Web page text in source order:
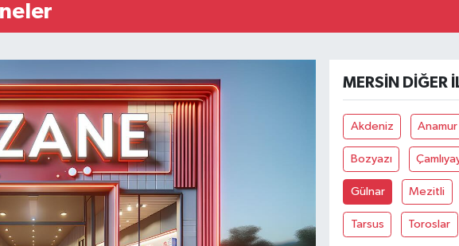
%0
MERSIN DIĞER
Akdeniz Anamur
Bozyazı
Gülnar Mezitli
Tarsus Toroslar